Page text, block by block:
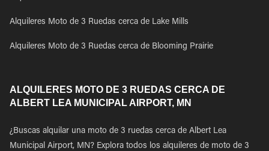
Alquileres Moto de 3 Ruedas cerca de Lake Mills
Alquileres Moto de 3 Ruedas cerca de Blooming Prairie
ALQUILERES MOTO DE 3 RUEDAS CERCA DE
ALBERT LEA MUNICIPAL AIRPORT, MN
¿Buscas alquilar una moto de 3 ruedas cerca de Albert Lea
Municipal Airport, MN? Explora todos los alquileres de moto de 3